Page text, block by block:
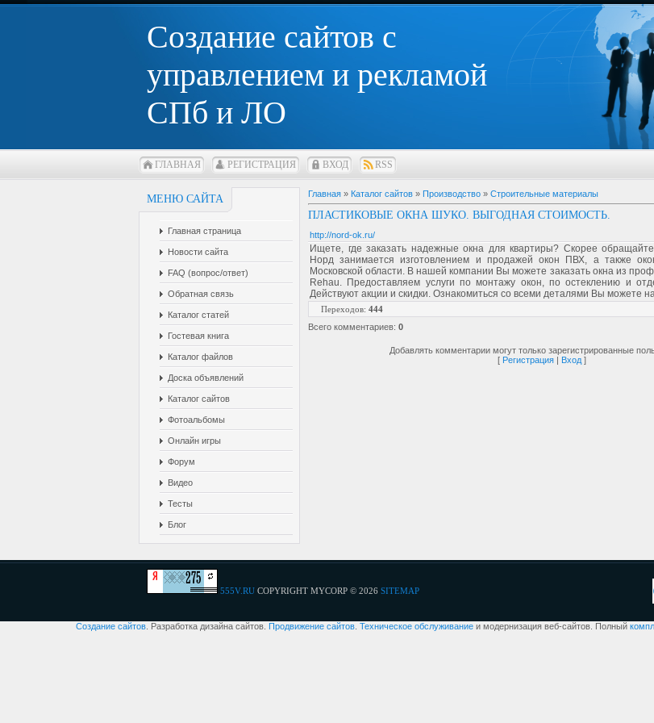
Создание сайтов с
управлением и рекламой
СПб и ЛО
ГЛАВНАЯ РЕГИСТРАЦИЯ ВХОД RSS
МЕНЮ САЙТА
Главная страница
Новости сайта
FAQ (вопрос/ответ)
Обратная связь
Каталог статей
Гостевая книга
Каталог файлов
Доска объявлений
Каталог сайтов
Фотоальбомы
Онлайн игры
Форум
Видео
Тесты
Блог
Главная » Каталог сайтов » Производство » Строительные материалы
ПЛАСТИКОВЫЕ ОКНА ШУКО. ВЫГОДНАЯ СТОИМОСТЬ.
http://nord-ok.ru/
Ищете, где заказать надежные окна для квартиры? Скорее
Норд занимается изготовлением и продажей окон ПВХ, а также
Московской области. В нашей компании Вы можете заказать окна из
Rehau. Предоставляем услуги по монтажу окон, по остеклению и
Действуют акции и скидки. Ознакомиться со всеми деталями Вы можете
Переходов: 444
Всего комментариев: 0
Добавлять комментарии могут только зарегистрированные
[ Регистрация | Вход ]
555V.RU COPYRIGHT MYCORP © 2026 SITEMAP
Создание сайтов . Разработка дизайна сайтов. Продвижение сайтов Техническое обслуживание и модернизация веб-сайтов. Полный